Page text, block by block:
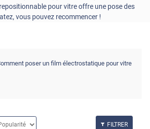
pour vitre offre une pose des
vous pouvez recommencer !
poser un film électrostatique pour vitre
FILTRER